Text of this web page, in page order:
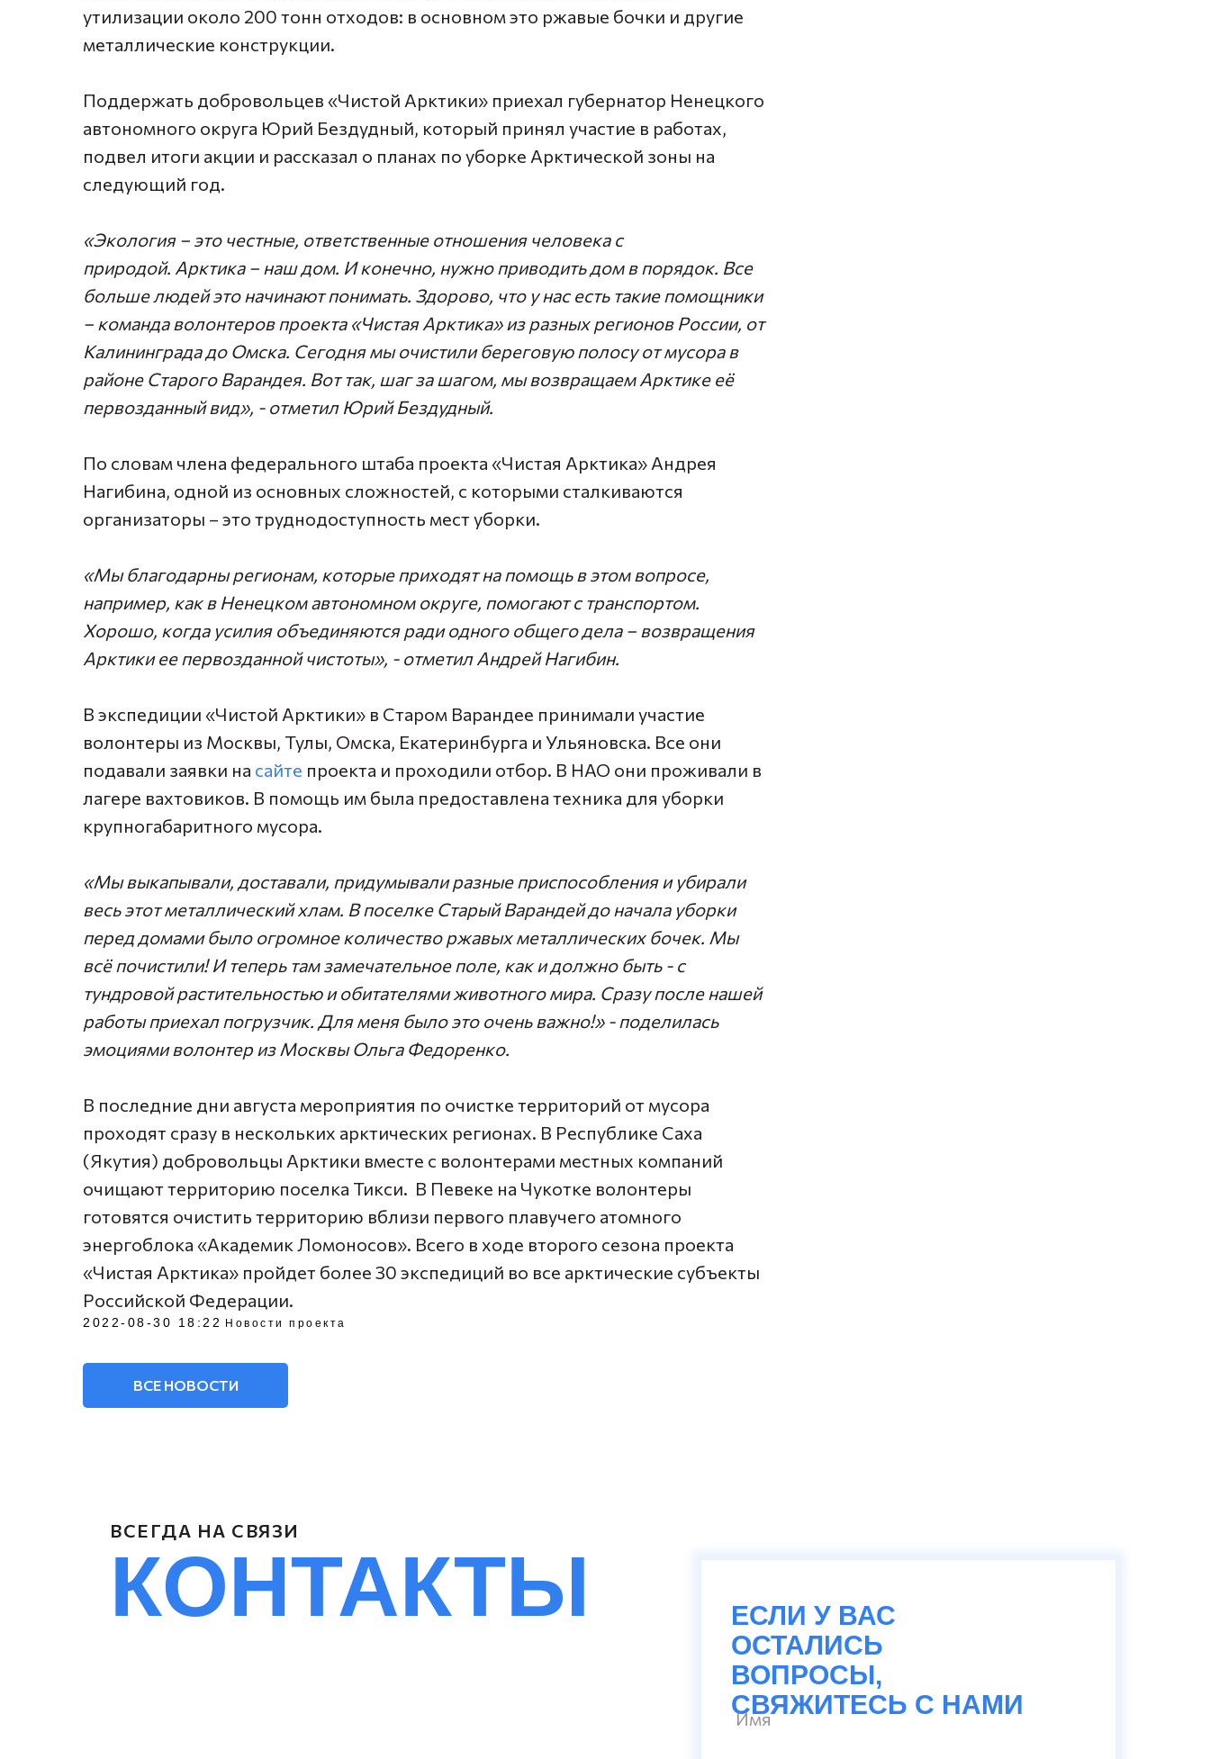
утилизации около 200 тонн отходов: в основном это ржавые бочки и другие
металлические конструкции.
Поддержать добровольцев «Чистой Арктики» приехал губернатор Ненецкого
автономного округа Юрий Бездудный, который принял участие в работах,
подвел итоги акции и рассказал о планах по уборке Арктической зоны на
следующий год.
«Экология – это честные, ответственные отношения человека с
природой. Арктика – наш дом. И конечно, нужно приводить дом в порядок. Все
больше людей это начинают понимать. Здорово, что у нас есть такие помощники
– команда волонтеров проекта «Чистая Арктика» из разных регионов России, от
Калининграда до Омска. Сегодня мы очистили береговую полосу от мусора в
районе Старого Варандея. Вот так, шаг за шагом, мы возвращаем Арктике её
первозданный вид», - отметил Юрий Бездудный.
По словам члена федерального штаба проекта «Чистая Арктика» Андрея
Нагибина, одной из основных сложностей, с которыми сталкиваются
организаторы – это труднодоступность мест уборки.
«Мы благодарны регионам, которые приходят на помощь в этом вопросе,
например, как в Ненецком автономном округе, помогают с транспортом.
Хорошо, когда усилия объединяются ради одного общего дела – возвращения
Арктики ее первозданной чистоты», - отметил Андрей Нагибин.
В экспедиции «Чистой Арктики» в Старом Варандее принимали участие
волонтеры из Москвы, Тулы, Омска, Екатеринбурга и Ульяновска. Все они
подавали заявки на сайте проекта и проходили отбор. В НАО они проживали в
лагере вахтовиков. В помощь им была предоставлена техника для уборки
крупногабаритного мусора.
«Мы выкапывали, доставали, придумывали разные приспособления и убирали
весь этот металлический хлам. В поселке Старый Варандей до начала уборки
перед домами было огромное количество ржавых металлических бочек. Мы
всё почистили! И теперь там замечательное поле, как и должно быть - с
тундровой растительностью и обитателями животного мира. Сразу после нашей
работы приехал погрузчик. Для меня было это очень важно!» - поделилась
эмоциями волонтер из Москвы Ольга Федоренко.
В последние дни августа мероприятия по очистке территорий от мусора
проходят сразу в нескольких арктических регионах. В Республике Саха
(Якутия) добровольцы Арктики вместе с волонтерами местных компаний
очищают территорию поселка Тикси. В Певеке на Чукотке волонтеры
готовятся очистить территорию вблизи первого плавучего атомного
энергоблока «Академик Ломоносов». Всего в ходе второго сезона проекта
«Чистая Арктика» пройдет более 30 экспедиций во все арктические субъекты
Российской Федерации.
2022-08-30 18:22 Новости проекта
ВСЕ НОВОСТИ
КОНТАКТЫ
ВСЕГДА НА СВЯЗИ
ЕСЛИ У ВАС
ОСТАЛИСЬ
ВОПРОСЫ,
СВЯЖИТЕСЬ С НАМИ
Имя